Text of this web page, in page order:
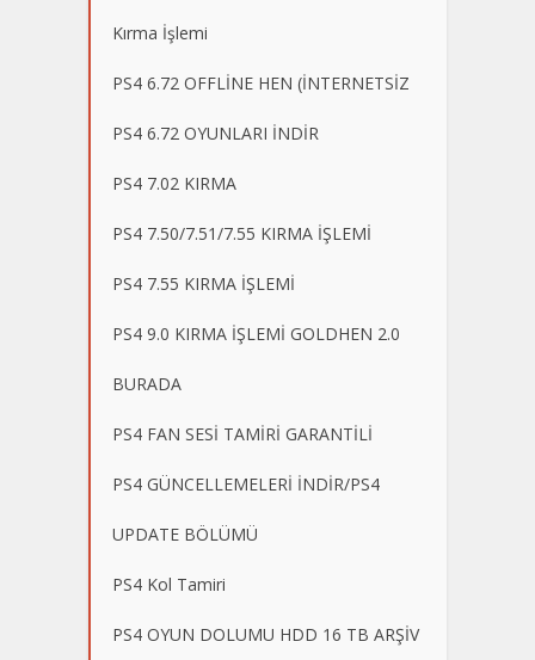
Kırma İşlemi
PS4 6.72 OFFLİNE HEN (İNTERNETSİZ
PS4 6.72 OYUNLARI İNDİR
PS4 7.02 KIRMA
PS4 7.50/7.51/7.55 KIRMA İŞLEMİ
PS4 7.55 KIRMA İŞLEMİ
PS4 9.0 KIRMA İŞLEMİ GOLDHEN 2.0
BURADA
PS4 FAN SESİ TAMİRİ GARANTİLİ
PS4 GÜNCELLEMELERİ İNDİR/PS4
UPDATE BÖLÜMÜ
PS4 Kol Tamiri
PS4 OYUN DOLUMU HDD 16 TB ARŞİV